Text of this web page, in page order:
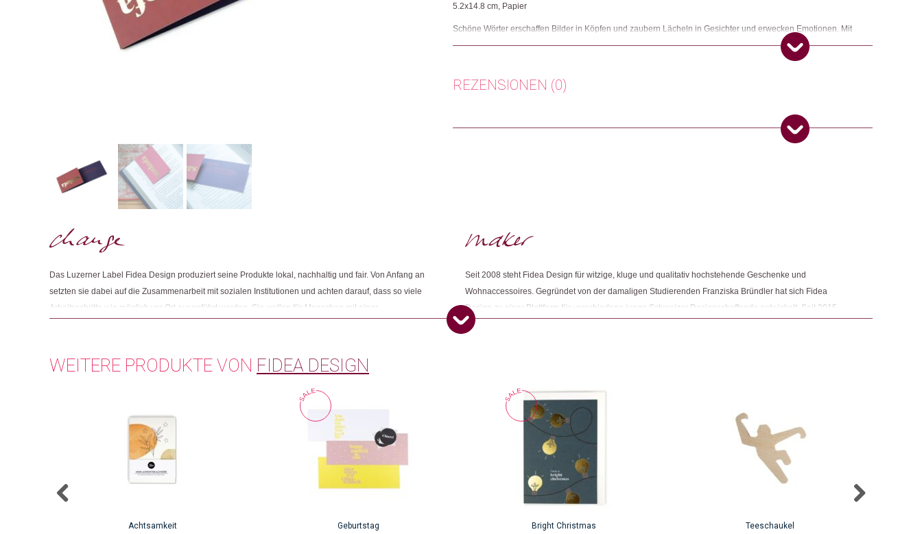
5.2x14.8 cm, Papier
Schöne Wörter erschaffen Bilder in Köpfen und zaubern Lächeln in Gesichter und erwecken Emotionen. Mit
Artikelnummer: 111182.02
REZENSIONEN (0)
Das Luzerner Label Fidea Design produziert seine Produkte lokal, nachhaltig und fair. Von Anfang an
setzten sie dabei auf die Zusammenarbeit mit sozialen Institutionen und achten darauf, dass so viele
Arbeitsschritte wie möglich vor Ort ausgeführt werden. Sie wollen für Menschen mit einer
Verbesserungsvorschläge und Inputs werden laufend aufgenommen, umgesetzt und weiterentwickelt.
Seit 2008 steht Fidea Design für witzige, kluge und qualitativ hochstehende Geschenke und
Wohnaccessoires. Gegründet von der damaligen Studierenden Franziska Bründler hat sich Fidea
Design zu einer Plattform für verschiedene junge Schweizer Designschaffende entwickelt. Seit 2015
beschäftig das Team rund um Franziska Bründler zudem eigene Designschaffende und entwirft auch
WEITERE PRODUKTE VON FIDEA DESIGN
Achtsamkeit Geburtstag Bright Christmas Teeschaukel